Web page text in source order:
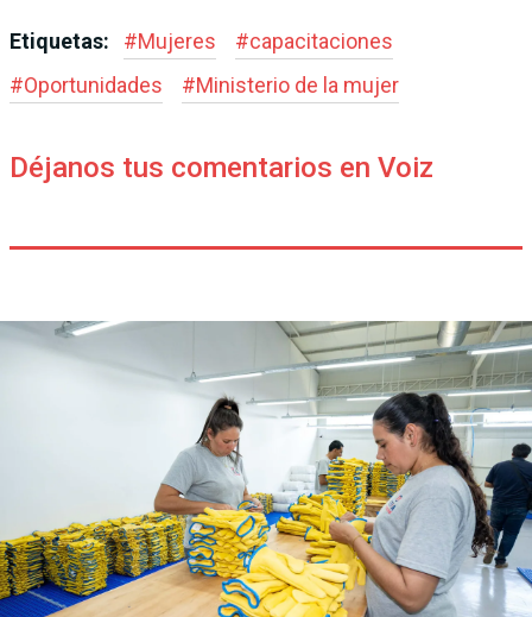
Etiquetas: #Mujeres #capacitaciones
#Oportunidades #Ministerio de la mujer
Déjanos tus comentarios en Voiz